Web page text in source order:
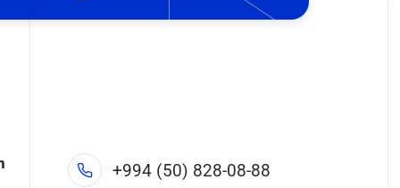
+994 (50) 828-08-88